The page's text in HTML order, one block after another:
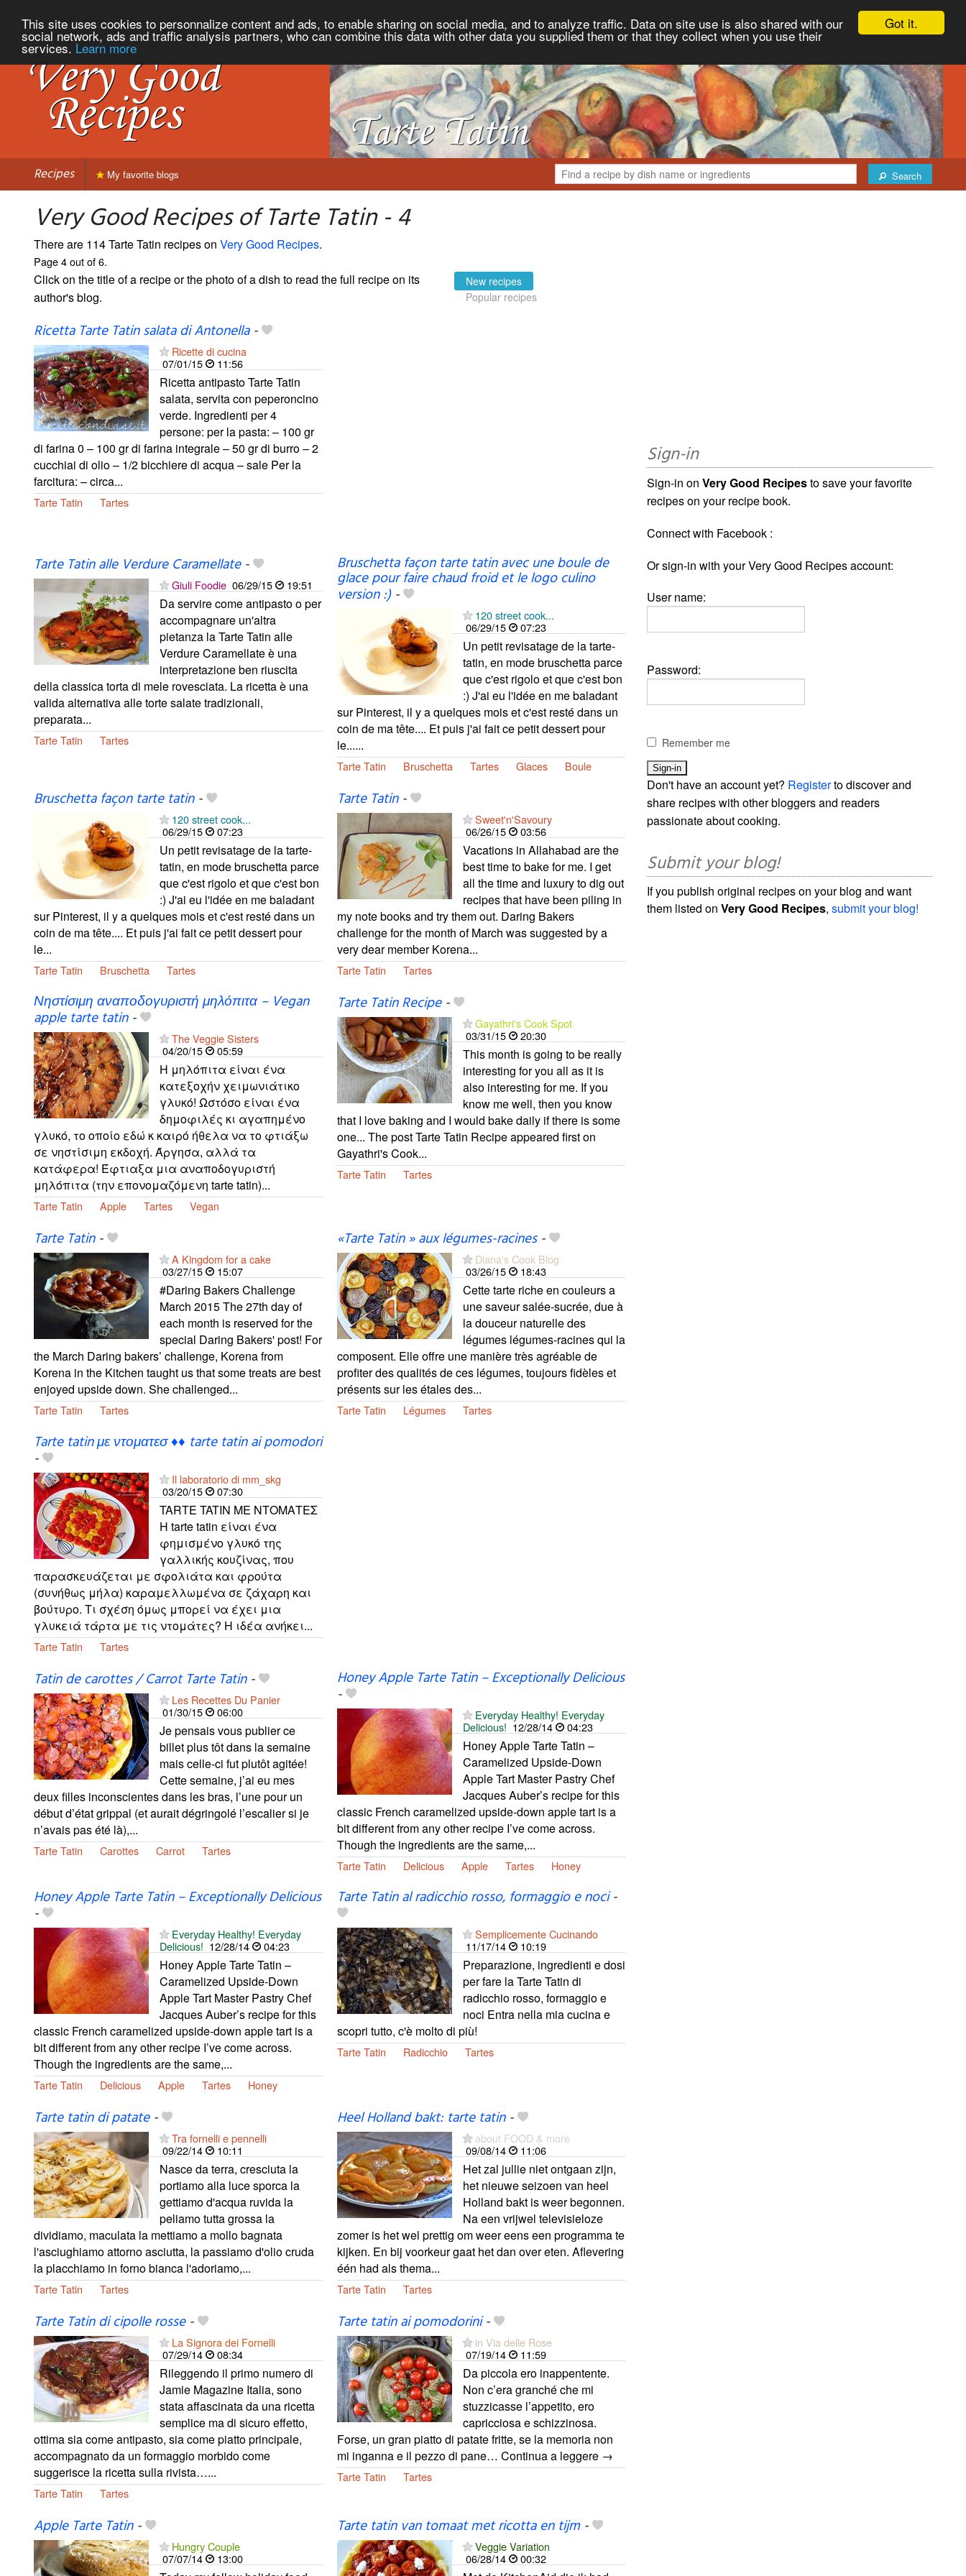
Got it.
This site uses cookies to personnalize content and ads, to enable sharing on social media, and to analyze traffic. Data on site use is also shared with our
social network, ads and traffic analysis partners, who can combine this data with other data you supplied them or that they collect when you use their
services. Learn more
Recipes Search
My favorite blogs
Very Good Recipes of Tarte Tatin - 4
There are 114 Tarte Tatin recipes on Very Good Recipes.
Page 4 out of 6.
Click on the title of a recipe or the photo of a dish to read the full recipe on its
author's blog.
New recipes
Popular recipes
Ricetta Tarte Tatin salata di Antonella-
Ricette di cucina
07/01/15
11:56
Ricetta antipasto Tarte Tatin
salata, servita con peperoncino
verde. Ingredienti per 4
persone: per la pasta: – 100 gr
di farina 0 – 100 gr di farina integrale – 50 gr di burro – 2
cucchiai di olio – 1/2 bicchiere di acqua – sale Per la
farcitura: – circa...
Tarte Tatin Tartes
Tarte Tatin alle Verdure Caramellate-
Giuli Foodie 06/29/15 19:51
Da servire come antipasto o per
accompagnare un'altra
pietanza la Tarte Tatin alle
Verdure Caramellate è una
interpretazione ben riuscita
della classica torta di mele rovesciata. La ricetta è una
valida alternativa alle torte salate tradizionali,
preparata...
Tarte Tatin Tartes
Bruschetta façon tarte tatin avec une boule de
glace pour faire chaud froid et le logo culino
version :)-
120 street cook...
06/29/15
07:23
Un petit revisatage de la tarte-
tatin, en mode bruschetta parce
que c'est rigolo et que c'est bon
:) J'ai eu l'idée en me baladant
sur Pinterest, il y a quelques mois et c'est resté dans un
coin de ma tête.... Et puis j'ai fait ce petit dessert pour
le......
Tarte Tatin Bruschetta Tartes Glaces Boule
Bruschetta façon tarte tatin-
120 street cook...
06/29/15
07:23
Un petit revisatage de la tarte-
tatin, en mode bruschetta parce
que c'est rigolo et que c'est bon
:) J'ai eu l'idée en me baladant
sur Pinterest, il y a quelques mois et c'est resté dans un
coin de ma tête.... Et puis j'ai fait ce petit dessert pour
le...
Tarte Tatin Bruschetta Tartes
Tarte Tatin-
Sweet'n'Savoury
06/26/15
03:56
Vacations in Allahabad are the
best time to bake for me. I get
all the time and luxury to dig out
recipes that have been piling in
my note books and try them out. Daring Bakers
challenge for the month of March was suggested by a
very dear member Korena...
Tarte Tatin Tartes
Νηστίσιμη αναποδογυριστή μηλόπιτα – Vegan
apple tarte tatin-
The Veggie Sisters
04/20/15
05:59
Η μηλόπιτα είναι ένα
κατεξοχήν χειμωνιάτικο
γλυκό! Ωστόσο είναι ένα
δημοφιλές κι αγαπημένο
γλυκό, το οποίο εδώ κ καιρό ήθελα να το φτιάξω
σε νηστίσιμη εκδοχή. Άργησα, αλλά τα
κατάφερα! Έφτιαξα μια αναποδογυριστή
μηλόπιτα (την επονομαζόμενη tarte tatin)...
Tarte Tatin Apple Tartes Vegan
Tarte Tatin Recipe-
Gayathri's Cook Spot
03/31/15
20:30
This month is going to be really
interesting for you all as it is
also interesting for me. If you
know me well, then you know
that I love baking and I would bake daily if there is some
one... The post Tarte Tatin Recipe appeared first on
Gayathri's Cook...
Tarte Tatin Tartes
Tarte Tatin-
A Kingdom for a cake
03/27/15
15:07
#Daring Bakers Challenge
March 2015 The 27th day of
each month is reserved for the
special Daring Bakers' post! For
the March Daring bakers’ challenge, Korena from
Korena in the Kitchen taught us that some treats are best
enjoyed upside down. She challenged...
Tarte Tatin Tartes
«Tarte Tatin » aux légumes-racines-
Diana's Cook Blog
03/26/15
18:43
Cette tarte riche en couleurs a
une saveur salée-sucrée, due à
la douceur naturelle des
légumes légumes-racines qui la
composent. Elle offre une manière très agréable de
profiter des qualités de ces légumes, toujours fidèles et
présents sur les étales des...
Tarte Tatin Légumes Tartes
Tarte tatin με ντοματεσ ♦♦ tarte tatin ai pomodori
-
Il laboratorio di mm_skg
03/20/15
07:30
TARTE TATIN ΜΕ ΝΤΟΜΑΤΕΣ
Η tarte tatin είναι ένα
φημισμένο γλυκό της
γαλλικής κουζίνας, που
παρασκευάζεται με σφολιάτα και φρούτα
(συνήθως μήλα) καραμελλωμένα σε ζάχαρη και
βούτυρο. Τι σχέση όμως μπορεί να έχει μια
γλυκειά τάρτα με τις ντομάτες? Η ιδέα ανήκει...
Tarte Tatin Tartes
Tatin de carottes / Carrot Tarte Tatin-
Les Recettes Du Panier
01/30/15
06:00
Je pensais vous publier ce
billet plus tôt dans la semaine
mais celle-ci fut plutôt agitée!
Cette semaine, j’ai eu mes
deux filles inconscientes dans les bras, l’une pour un
début d’état grippal (et aurait dégringolé l’escalier si je
n’avais pas été là),...
Tarte Tatin Carottes Carrot Tartes
Honey Apple Tarte Tatin – Exceptionally Delicious
-
Everyday Healthy! Everyday
Delicious! 12/28/14 04:23
Honey Apple Tarte Tatin –
Caramelized Upside-Down
Apple Tart Master Pastry Chef
Jacques Auber’s recipe for this
classic French caramelized upside-down apple tart is a
bit different from any other recipe I’ve come across.
Though the ingredients are the same,...
Tarte Tatin Delicious Apple Tartes Honey
Honey Apple Tarte Tatin – Exceptionally Delicious
-
Everyday Healthy! Everyday
Delicious! 12/28/14 04:23
Honey Apple Tarte Tatin –
Caramelized Upside-Down
Apple Tart Master Pastry Chef
Jacques Auber’s recipe for this
classic French caramelized upside-down apple tart is a
bit different from any other recipe I’ve come across.
Though the ingredients are the same,...
Tarte Tatin Delicious Apple Tartes Honey
Tarte Tatin al radicchio rosso, formaggio e noci-
Semplicemente Cucinando
11/17/14
10:19
Preparazione, ingredienti e dosi
per fare la Tarte Tatin di
radicchio rosso, formaggio e
noci Entra nella mia cucina e
scopri tutto, c'è molto di più!
Tarte Tatin Radicchio Tartes
Tarte tatin di patate-
Tra fornelli e pennelli
09/22/14
10:11
Nasce da terra, cresciuta la
portiamo alla luce sporca la
gettiamo d'acqua ruvida la
peliamo tutta grossa la
dividiamo, maculata la mettiamo a mollo bagnata
l'asciughiamo attorno asciutta, la passiamo d'olio cruda
la placchiamo in forno bianca l'adoriamo,...
Tarte Tatin Tartes
Heel Holland bakt: tarte tatin-
about FOOD & more
09/08/14
11:06
Het zal jullie niet ontgaan zijn,
het nieuwe seizoen van heel
Holland bakt is weer begonnen.
Na een vrijwel televisieloze
zomer is het wel prettig om weer eens een programma te
kijken. En bij voorkeur gaat het dan over eten. Aflevering
één had als thema...
Tarte Tatin Tartes
Tarte Tatin di cipolle rosse-
La Signora dei Fornelli
07/29/14
08:34
Rileggendo il primo numero di
Jamie Magazine Italia, sono
stata affascinata da una ricetta
semplice ma di sicuro effetto,
ottima sia come antipasto, sia come piatto principale,
accompagnato da un formaggio morbido come
suggerisce la ricetta sulla rivista…...
Tarte Tatin Tartes
Tarte tatin ai pomodorini-
in Via delle Rose
07/19/14
11:59
Da piccola ero inappentente.
Non c’era granché che mi
stuzzicasse l’appetito, ero
capricciosa e schizzinosa.
Forse, un gran piatto di patate fritte, se la memoria non
mi inganna e il pezzo di pane… Continua a leggere →
Tarte Tatin Tartes
Apple Tarte Tatin-
Hungry Couple
07/07/14
13:00
Tarte tatin van tomaat met ricotta en tijm-
Veggie Variation
06/28/14
00:32
Sign-in
Sign-in onVery Good Recipesto save your favorite
recipes on your recipe book.
Connect with Facebook :
Or sign-in with your Very Good Recipes account:
User name:
Password:
Remember me
Don't have an account yet? Registerto discover and
share recipes with other bloggers and readers
passionate about cooking.
Submit your blog!
If you publish original recipes on your blog and want
them listed onVery Good Recipes,submit your blog!